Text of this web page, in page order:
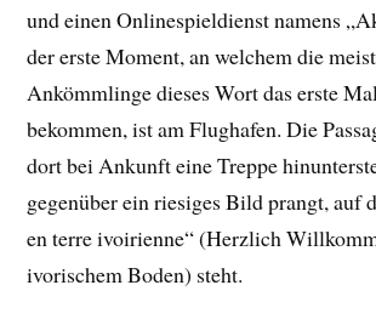
und einen Onlinespieldienst namens
der erste Moment, an welchem die
Ankömmlinge dieses Wort das erste
bekommen, ist am Flughafen. Die
dort bei Ankunft eine Treppe
gegenüber ein riesiges Bild prangt, auf
en terre ivoirienne“ (Herzlich
ivorischem Boden) steht.